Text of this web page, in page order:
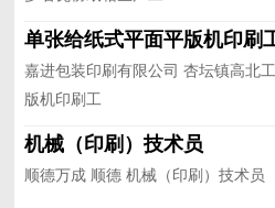
单张给纸式平面平版机印刷
嘉进包装印刷有限公司 杏坛镇高北
版机印刷工
机械（印刷）技术员
顺德万成 顺德 机械（印刷）技术员